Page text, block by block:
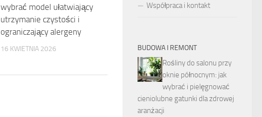
wybrać model ułatwiający
utrzymanie czystości i
ograniczający alergeny
16 KWIETNIA 2026
Współpraca i kontakt
BUDOWA I REMONT
Rośliny do salonu przy
oknie północnym: jak
wybrać i pielęgnować
cieniolubne gatunki dla zdrowej
aranżacji